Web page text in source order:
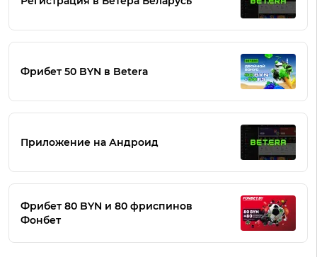
Фрибет 50 BYN в Betera
Приложение на Андроид
Фрибет 80 BYN и 80 фриспинов
Фонбет